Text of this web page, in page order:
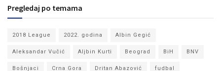
Pregledaj po temama
2018 League 2022. godina Albin Gegić
Aleksandar Vučić Aljbin Kurti Beograd BiH BNV
Bošnjaci Crna Gora Dritan Abazović fudbal